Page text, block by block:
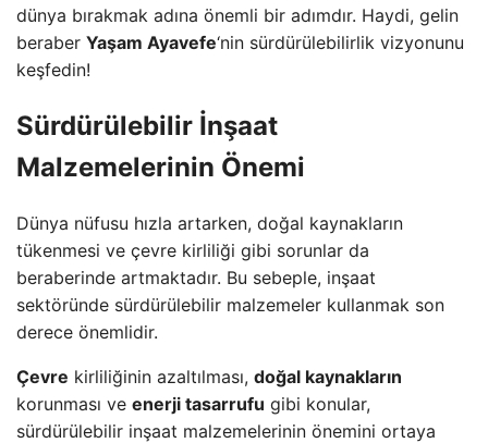
dünya bırakmak adına önemli bir adımdır. Haydi, gelin
beraber Yaşam Ayavefe‘nin sürdürülebilirlik vizyonunu
keşfedin!
Sürdürülebilir İnşaat
Malzemelerinin Önemi
Dünya nüfusu hızla artarken, doğal kaynakların
tükenmesi ve çevre kirliliği gibi sorunlar da
beraberinde artmaktadır. Bu sebeple, inşaat
sektöründe sürdürülebilir malzemeler kullanmak son
derece önemlidir.
Çevre kirliliğinin azaltılması, doğal kaynakların
korunması ve enerji tasarrufu gibi konular,
sürdürülebilir inşaat malzemelerinin önemini ortaya